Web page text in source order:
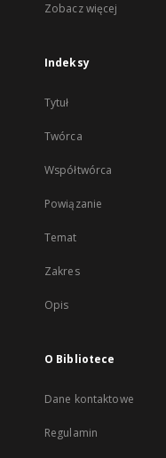
Zobacz więcej
Indeksy
Tytuł
Twórca
Współtwórca
Powiązanie
Temat
Zakres
Opis
O Bibliotece
Dane kontaktowe
Regulamin